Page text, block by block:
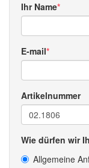
Ihr Name
E-mail
Artikelnummer
Wie dürfen wir
Allgemeine